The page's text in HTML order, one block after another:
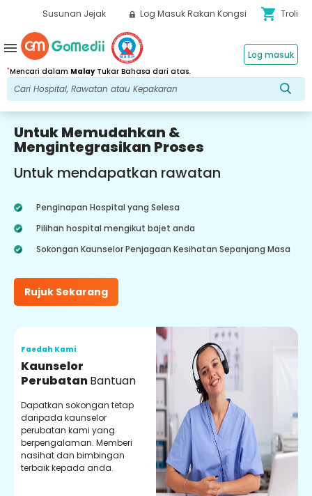
Susunan Jejak Log Masuk Rakan Kongsi shopping_cart Troli
*Mencari dalam MalayTukar Bahasa dari atas.
Log masuk
menu
Untuk Memudahkan &
Mengintegrasikan Proses
Untuk mendapatkan rawatan
Penginapan Hospital yang Selesa
Pilihan hospital mengikut bajet anda
Sokongan Kaunselor Penjagaan Kesihatan Sepanjang Masa
Rujuk Sekarang
Faedah Kami
Kaunselor
PerubatanBantuan
Dapatkan sokongan tetap
daripada kaunselor
perubatan kami yang
berpengalaman. Memberi
nasihat dan bimbingan
terbaik kepada anda.